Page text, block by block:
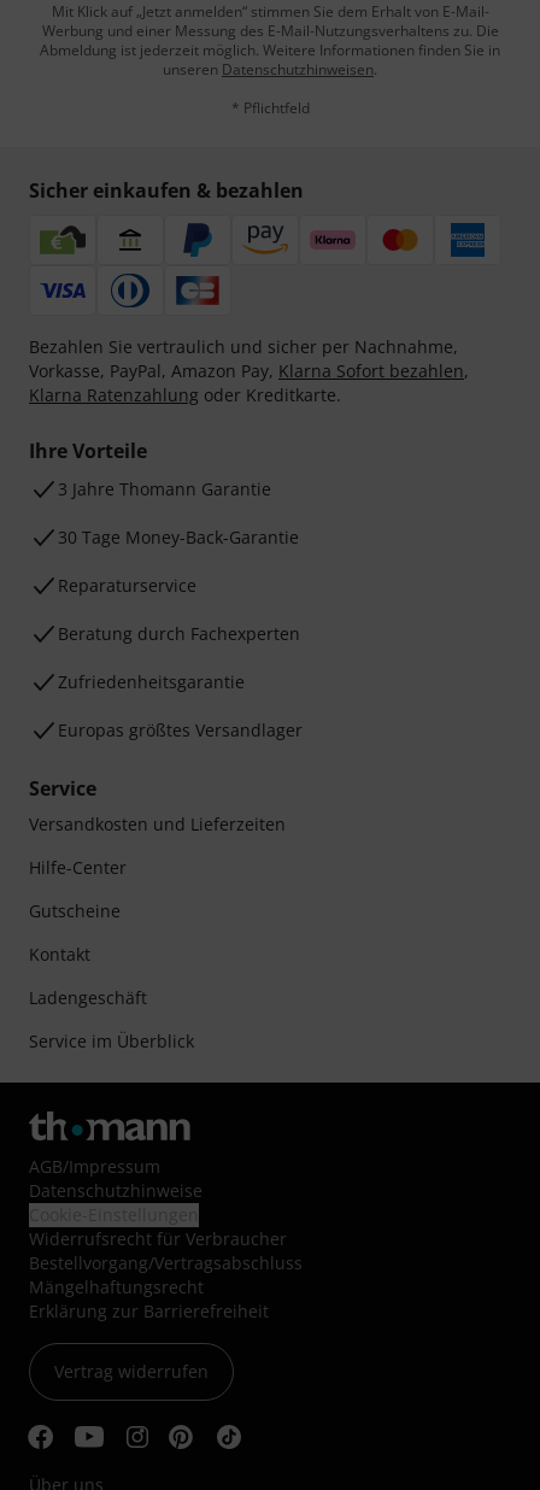
Mit Klick auf „Jetzt anmelden“ stimmen Sie dem Erhalt von E-Mail-
Werbung und einer Messung des E-Mail-Nutzungsverhaltens zu. Die
Abmeldung ist jederzeit möglich. Weitere Informationen finden Sie in
unseren Datenschutzhinweisen.
* Pflichtfeld
Sicher einkaufen & bezahlen
Bezahlen Sie vertraulich und sicher per Nachnahme,
Vorkasse, PayPal, Amazon Pay, Klarna Sofort bezahlen,
Klarna Ratenzahlung oder Kreditkarte.
Ihre Vorteile
3 Jahre Thomann Garantie
30 Tage Money-Back-Garantie
Reparaturservice
Beratung durch Fachexperten
Zufriedenheitsgarantie
Europas größtes Versandlager
Service
Versandkosten und Lieferzeiten
Hilfe-Center
Gutscheine
Kontakt
Ladengeschäft
Service im Überblick
AGB/Impressum
Datenschutzhinweise
Widerrufsrecht für Verbraucher
Bestellvorgang/Vertragsabschluss
Mängelhaftungsrecht
Erklärung zur Barrierefreiheit
Vertrag widerrufen
Über uns